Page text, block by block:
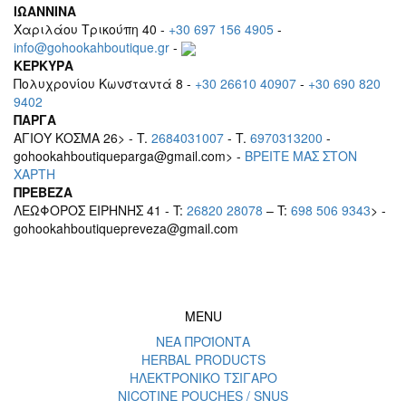
ΙΩΑΝΝΙΝΑ
Χαριλάου Τρικούπη 40 - +30 697 156 4905 -
info@gohookahboutique.gr -
ΚΕΡΚΥΡΑ
Πολυχρονίου Κωνσταντά 8 - +30 26610 40907 - +30 690 820
9402
ΠΑΡΓΑ
ΑΓΙΟΥ ΚΟΣΜΑ 26> - T. 2684031007 - T. 6970313200 -
gohookahboutiqueparga@gmail.com> - BΡEITE MAΣ ΣΤΟΝ
ΧΑΡΤΗ
ΠΡΕΒΕΖΑ
ΛΕΩΦΟΡΟΣ ΕΙΡΗΝΗΣ 41 - T: 26820 28078 – T: 698 506 9343> -
gohookahboutiquepreveza@gmail.com
MENU
ΝΕΑ ΠΡΟΪΟΝΤΑ
HERBAL PRODUCTS
ΗΛΕΚΤΡΟΝΙΚΟ ΤΣΙΓΑΡΟ
NICOTINE POUCHES / SNUS